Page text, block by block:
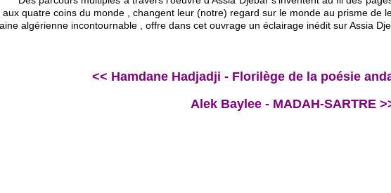
quatre coins du monde , changent leur (notre) regard sur le monde au prisme de
algérienne incontournable , offre dans cet ouvrage un éclairage inédit sur Assia
<< Hamdane Hadjadji - Florilège de la poésie
Alek Baylee - MADAH-SARTRE